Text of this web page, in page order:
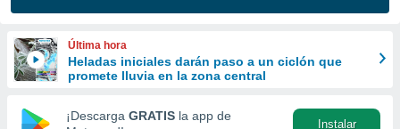
forma
digital
Última hora
Heladas iniciales darán paso a un ciclón que
promete lluvia en la zona central
¡Descarga GRATIS la app de
Instalar